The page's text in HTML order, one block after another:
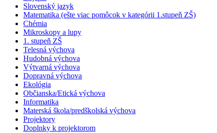
Slovenský jazyk
Matematika (ešte viac pomôcok v kategórii 1.stupeň ZŠ)
Chémia
Mikroskopy a lupy
1. stupeň ZŠ
Telesná výchova
Hudobná výchova
Výtvarná výchova
Dopravná výchova
Ekológia
Občianska/Etická výchova
Informatika
Materská škola/predškolská výchova
Projektory
Doplnky k projektorom